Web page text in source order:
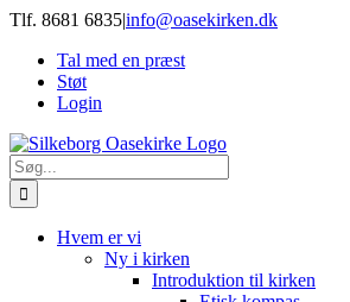
Skip
content
Tlf. 8681 6835|info@oasekirken.dk
Tal med en præst
Støt
Login
Søg
efter:
Hvem er vi
Ny i kirken
Introduktion til kirken